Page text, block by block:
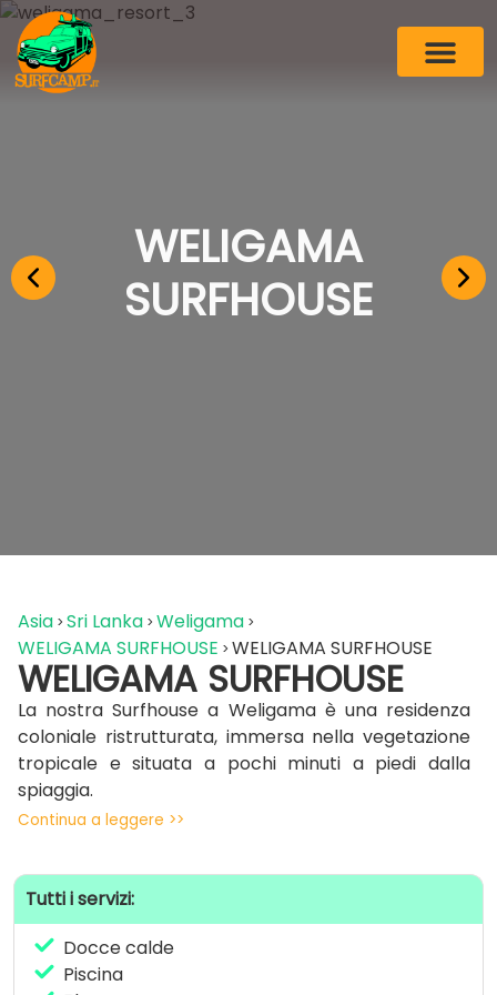
WELIGAMA
SURFHOUSE
WELIGAMA
SURFHOUSE
Asia Sri Lanka Weligama
WELIGAMA SURFHOUSE WELIGAMA SURFHOUSE
WELIGAMA SURFHOUSE
La nostra Surfhouse a Weligama è una residenza
coloniale ristrutturata, immersa nella vegetazione
tropicale e situata a pochi minuti a piedi dalla
spiaggia.
Abbiamo pensato ad un’ambiente perfetto per
con ampi spazi comuni, una lounge accogliente, un
giardino tropicale e una piscina dove potrai
conoscere tanti viaggiatori provenienti da tutto il
mondo e vivere al massimo l’esperienza di un
Continua a leggere >>
Tutti i servizi:
Docce calde
Piscina